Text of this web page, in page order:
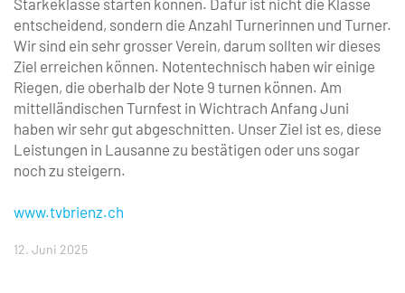
entscheidend, sondern die Anzahl Turnerinnen und Turner.
Wir sind ein sehr grosser Verein, darum sollten wir dieses
Ziel erreichen können. Notentechnisch haben wir einige
Riegen, die oberhalb der Note 9 turnen können. Am
mittelländischen Turnfest in Wichtrach Anfang Juni
haben wir sehr gut abgeschnitten. Unser Ziel ist es, diese
Leistungen in Lausanne zu bestätigen oder uns sogar
noch zu steigern.
www.tvbrienz.ch
12. Juni 2025